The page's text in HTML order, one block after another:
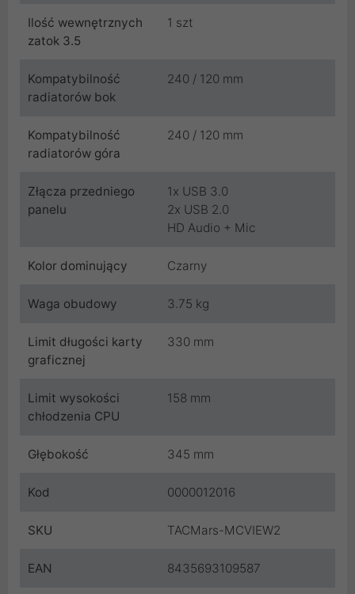
Ilość wewnętrznych
zatok 3.5
1 szt
Kompatybilność
radiatorów bok
240 / 120 mm
Kompatybilność
radiatorów góra
240 / 120 mm
Złącza przedniego
panelu
1x USB 3.0
2x USB 2.0
HD Audio + Mic
Kolor dominujący Czarny
Waga obudowy 3.75 kg
Limit długości karty
graficznej
330 mm
Limit wysokości
chłodzenia CPU
158 mm
Głębokość 345 mm
Kod 0000012016
SKU TACMars-MCVIEW2
EAN 8435693109587